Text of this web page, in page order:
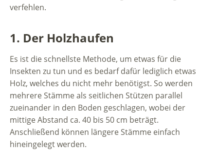
verfehlen.
1. Der Holzhaufen
Es ist die schnellste Methode, um etwas für die
Insekten zu tun und es bedarf dafür lediglich etwas
Holz, welches du nicht mehr benötigst. So werden
mehrere Stämme als seitlichen Stützen parallel
zueinander in den Boden geschlagen, wobei der
mittige Abstand ca. 40 bis 50 cm beträgt.
Anschließend können längere Stämme einfach
hineingelegt werden.